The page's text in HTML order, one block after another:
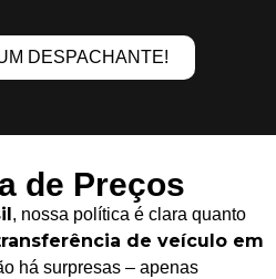
DESPACHANTE!
de Preços
, nossa política é clara quanto
de veículo em
há surpresas – apenas